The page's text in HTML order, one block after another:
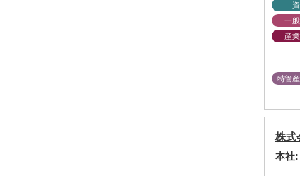
一
産
特管
株式
本社: